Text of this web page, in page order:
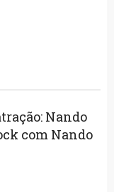
Nando
com Nando